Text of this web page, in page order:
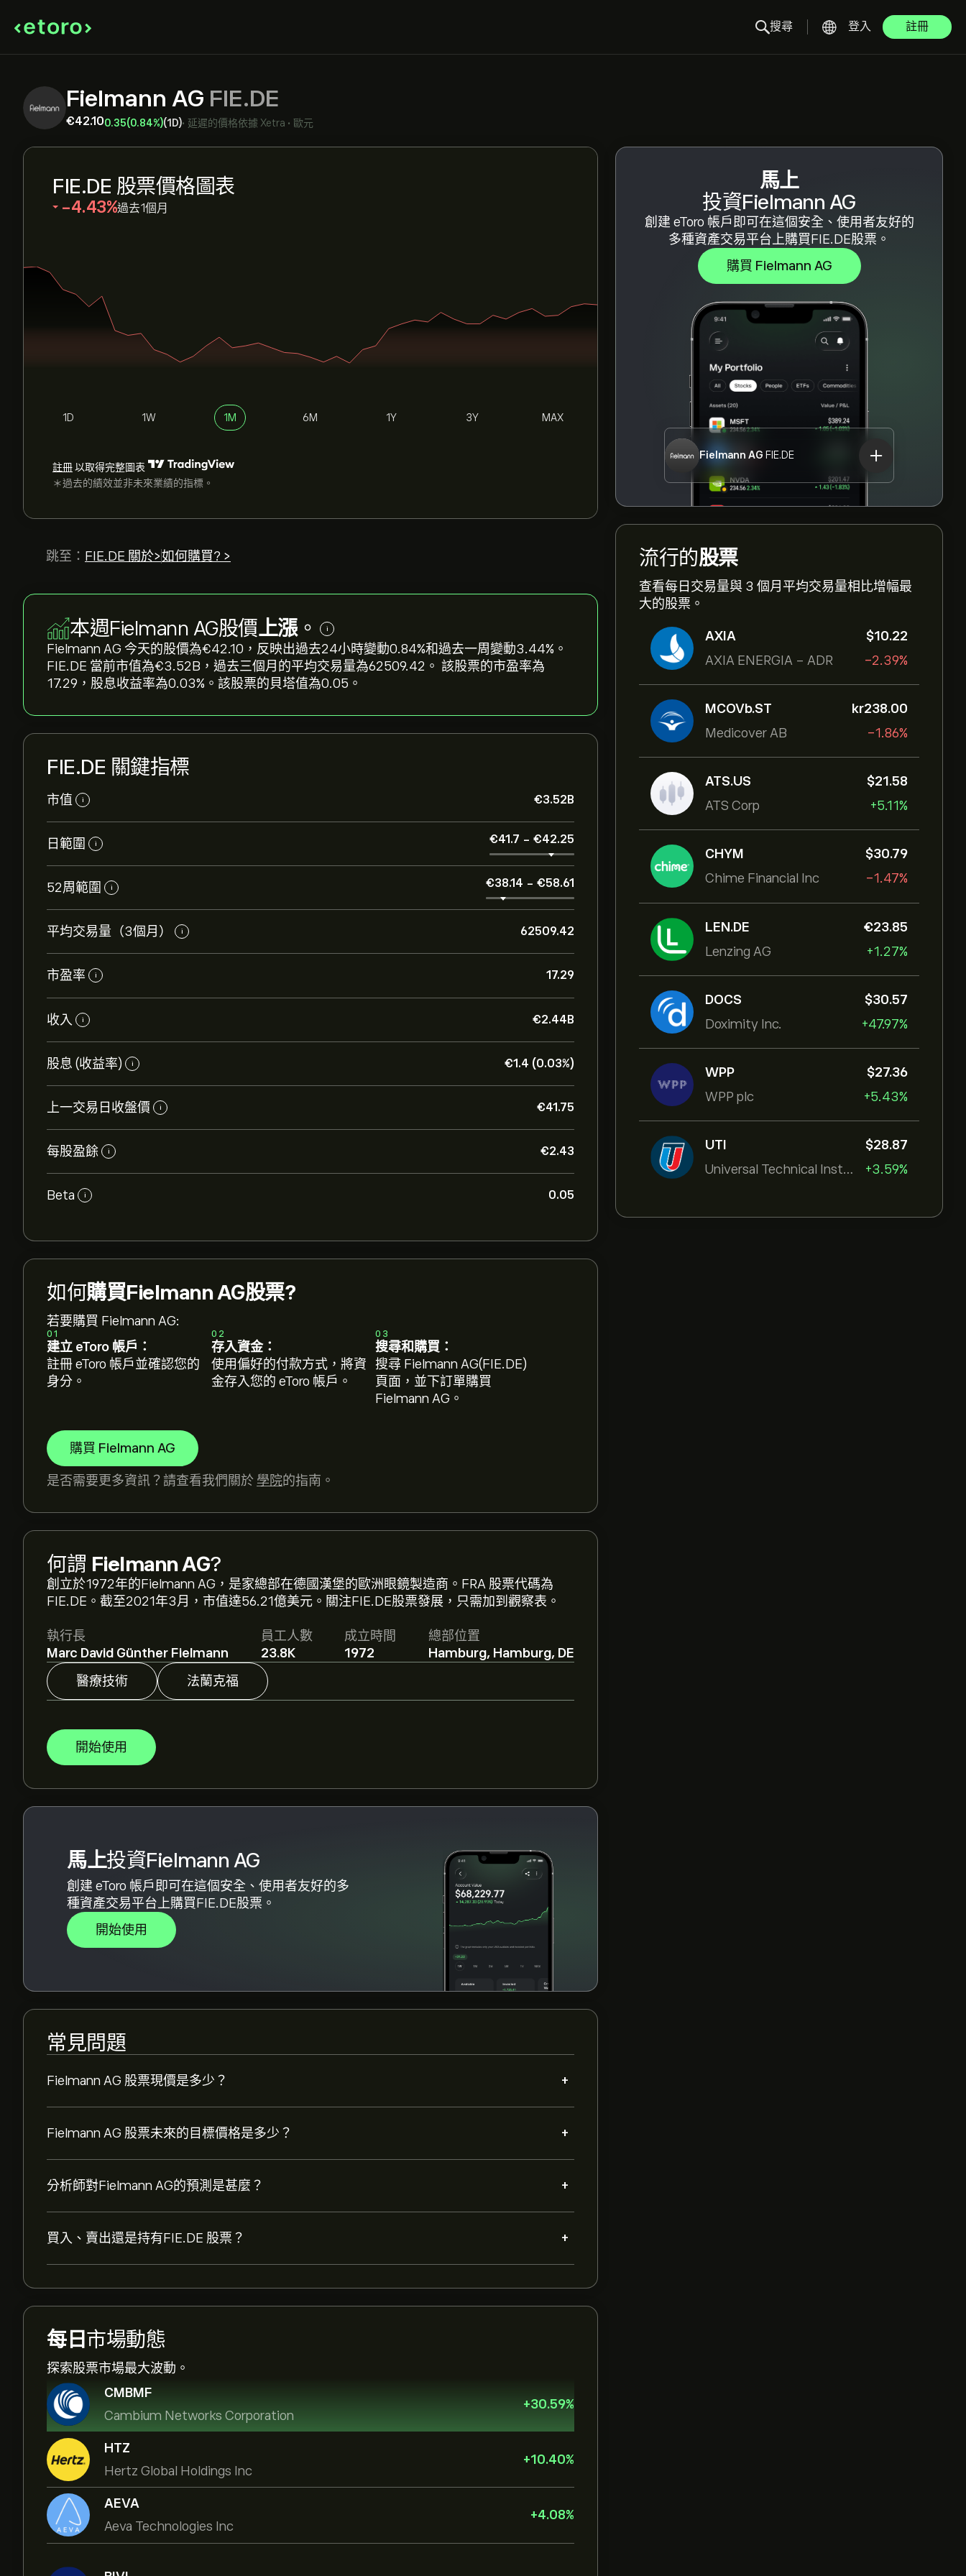
搜尋 登入 註冊
Fielmann AG FIE.DE
‎€‎42.100.35(0.84%)(1D)• 延遲的價格依據 Xetra • 歐元
馬上
投資Fielmann AG
創建 eToro 帳戶即可在這個安全、使用者友好的
多種資產交易平台上購買FIE.DE股票。
購買 Fielmann AG
Fielmann AG FIE.DE
流行的股票
查看每日交易量與 3 個月平均交易量相比增幅最
大的股票。
AXIA
AXIA ENERGIA - ADR
‎$‎10.22
-2.39%
MCOVb.ST
Medicover AB
‎kr‎238.00
-1.86%
ATS.US
ATS Corp
‎$‎21.58
+5.11%
CHYM
Chime Financial Inc
‎$‎30.79
-1.47%
LEN.DE
Lenzing AG
‎€‎23.85
+1.27%
DOCS
Doximity Inc.
‎$‎30.57
+47.97%
WPP
WPP plc
‎$‎27.36
+5.43%
UTI
Universal Technical Institut
‎$‎28.87
+3.59%
FIE.DE 股票價格圖表
‎-4.43‎ 過去1個月
1D 1W 1M 6M 1Y 3Y MAX
註冊以取得完整圖表
＊過去的績效並非未來業績的指標。
跳至： FIE.DE 關於>如何購買? >
本週Fielmann AG股價上漲。 i
Fielmann AG 今天的股價為‎€‎42.10，反映出過去24小時變動‎0.84‎%和過去一周變動‎3.44‎%。
FIE.DE 當前市值為‎€‎3.52B，過去三個月的平均交易量為62509.42。 該股票的市盈率為
17.29，股息收益率為0.03%。該股票的貝塔值為0.05。
FIE.DE 關鍵指標
市值 i ‎€‎3.52B
日範圍 i ‎€‎41.7 - ‎€‎42.25
52周範圍 i ‎€‎38.14 - ‎€‎58.61
平均交易量（3個月） i 62509.42
市盈率 i 17.29
收入 i ‎€‎2.44B
股息 (收益率) i ‎€‎1.4 (0.03%)
上一交易日收盤價 i ‎€‎41.75
每股盈餘 i ‎€‎2.43
Beta i 0.05
如何購買Fielmann AG股票?
若要購買 Fielmann AG:
01
建立 eToro 帳戶：
註冊 eToro 帳戶並確認您的
身分。
02
存入資金：
使用偏好的付款方式，將資
金存入您的 eToro 帳戶。
03
搜尋和購買：
搜尋 Fielmann AG(FIE.DE)
頁面，並下訂單購買
Fielmann AG。
購買 Fielmann AG
是否需要更多資訊？請查看我們關於 學院的指南。
何謂 Fielmann AG?
創立於1972年的Fielmann AG，是家總部在德國漢堡的歐洲眼鏡製造商。FRA 股票代碼為
FIE.DE。截至2021年3月，市值達56.21億美元。關注FIE.DE股票發展，只需加到觀察表。
執行長
Marc David Günther Fielmann
員工人數
23.8K
成立時間
1972
總部位置
Hamburg, Hamburg, DE
醫療技術
法蘭克福
開始使用
馬上投資Fielmann AG
創建 eToro 帳戶即可在這個安全、使用者友好的多
種資產交易平台上購買FIE.DE股票。
開始使用
常見問題
Fielmann AG 股票現價是多少？ +
FIE.DE 現價為‎€‎42.10。
Fielmann AG 股票未來的目標價格是多少？ +
Fielmann AG 的平均目標價為 ‎€‎42.10。
分析師對Fielmann AG的預測是甚麼？ +
價格走勢。
買入、賣出還是持有FIE.DE 股票？ +
Fielmann AG 的市值是 ‎€‎3.52B 美元
每日 市場動態
探索股票市場最大波動。
CMBMF
Cambium Networks Corporation
+30.59%
HTZ
Hertz Global Holdings Inc
+10.40%
AEVA
Aeva Technologies Inc
+4.08%